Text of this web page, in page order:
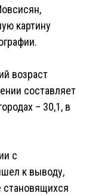
картину
возраст
составляет
– 30,1, в
с
к выводу,